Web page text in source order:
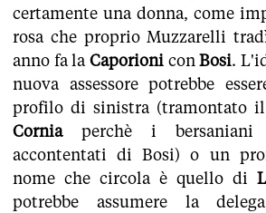
certamente una donna, come
rosa che proprio Muzzarelli
anno fa la CaporioniconBosi.
nuova assessore potrebbe
profilo di sinistra (tramontato
Corniaperchè i bersaniani
accontentati di Bosi) o un
nome che circola è quello di
potrebbe assumere la